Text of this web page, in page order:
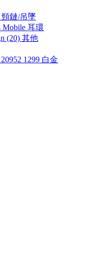
頸鏈/吊墜
耳環
其他
白金